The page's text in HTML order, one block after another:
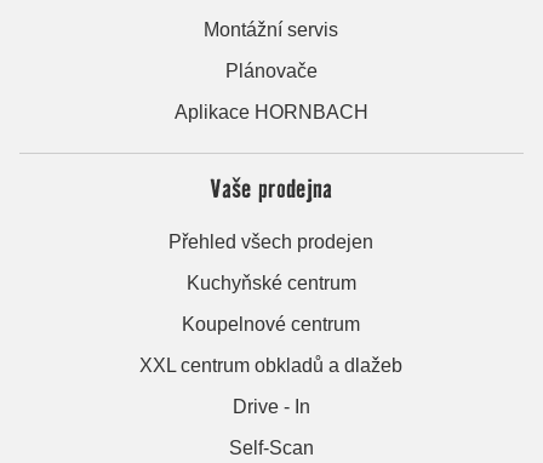
Montážní servis
Plánovače
Aplikace HORNBACH
Vaše prodejna
Přehled všech prodejen
Kuchyňské centrum
Koupelnové centrum
XXL centrum obkladů a dlažeb
Drive - In
Self-Scan